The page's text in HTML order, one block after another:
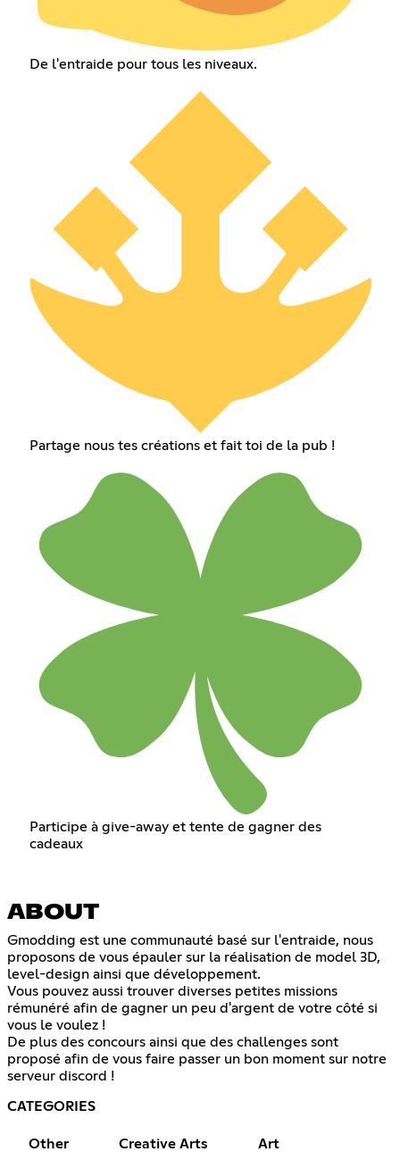
De l'entraide pour tous les niveaux.
Partage nous tes créations et fait toi de la pub !
Participe à give-away et tente de gagner des
cadeaux
ABOUT
Gmodding est une communauté basé sur l'entraide, nous
proposons de vous épauler sur la réalisation de model 3D,
level-design ainsi que développement.
Vous pouvez aussi trouver diverses petites missions
rémunéré afin de gagner un peu d'argent de votre côté si
vous le voulez !
De plus des concours ainsi que des challenges sont
proposé afin de vous faire passer un bon moment sur notre
serveur discord !
CATEGORIES
Other Creative Arts Art